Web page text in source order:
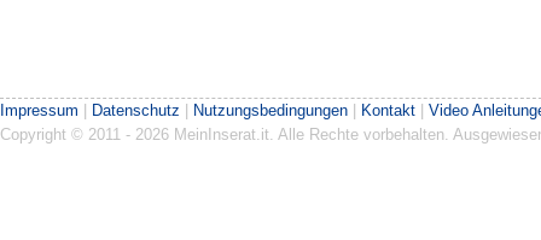
Impressum | Datenschutz | Nutzungsbedingungen | Kontakt | Video
Copyright © 2011 - 2026 MeinInserat.it. Alle Rechte vorbehalten.